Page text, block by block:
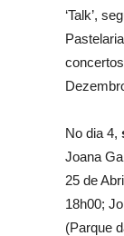
‘Talk’,
No dia 4,
Joana
25 de
18h00;
(Parque